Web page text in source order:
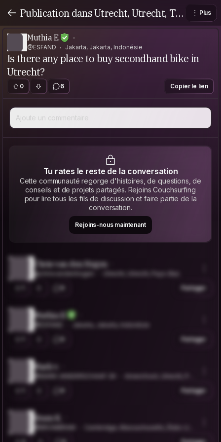
Publication dans Utrecht, Utrecht, Th
e Netherlands
Plus
Muthia E.
@ESFAND Jakarta, Jakarta, Indonésie
Is there any place to buy secondhand bike in
Utrecht?
0 6 Copier le lien
Ajoute un commentaire
Tu rates le reste de la conversation
Cette communauté regorge d'histoires, de questions, de
conseils et de projets partagés. Rejoins Couchsurfing
pour lire tous les fils de discussion et faire partie de la
conversation.
Rejoins-nous maintenant
Chris van den Hogen
@chrisvandenhogen
Utrecht, Utrecht, Pays-Bas
Partager
Muthia E.
Jakarta, Jakarta, Indonésie
Partager
Mark v.
s-Bas
Partager
Bram K.
Cambridge, Massachusetts, États-Uni
s